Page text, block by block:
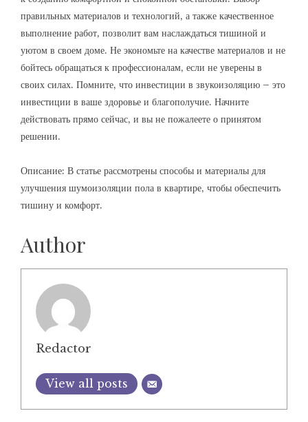
правильных материалов и технологий‚ а также качественное
выполнение работ‚ позволит вам наслаждаться тишиной и
уютом в своем доме. Не экономьте на качестве материалов и не
бойтесь обращаться к профессионалам‚ если не уверены в
своих силах. Помните‚ что инвестиции в звукоизоляцию – это
инвестиции в ваше здоровье и благополучие. Начните
действовать прямо сейчас‚ и вы не пожалеете о принятом
решении.
Описание: В статье рассмотрены способы и материалы для
улучшения шумоизоляции пола в квартире‚ чтобы обеспечить
тишину и комфорт.
Author
Redactor
View all posts